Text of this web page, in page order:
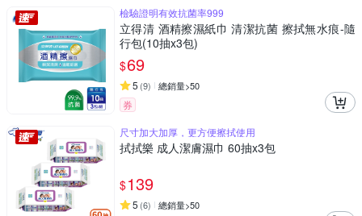
檢驗證明有效抗菌率999
立得清 酒精擦濕紙巾 清潔抗菌 擦拭無水痕-隨
行包(10抽x3包)
$69
5 (9) 總銷量>50
券
尺寸加大加厚，更方便擦拭使用
拭拭樂 成人潔膚濕巾 60抽x3包
$139
5 (6) 總銷量>50